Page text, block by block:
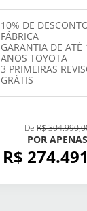
10% DE
FÁBRICA
GARANTIA DE ATÉ
ANOS TOYOTA
3 PRIMEIRAS
GRÁTIS
DeR$
POR APENAS
R$